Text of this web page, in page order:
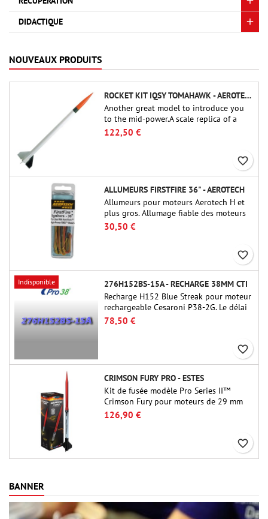
DIDACTIQUE
NOUVEAUX PRODUITS
ROCKET KIT IQSY TOMAHAWK - AEROTECH
Another great model to introduce you
to the mid-power.A scale replica of a
famous sounding rocket, small in size
and peefect to move to higher-level kits.
122,50 €
favorite_border
ALLUMEURS FIRSTFIRE 36" - AEROTECH
Allumeurs pour moteurs Aerotech H et
plus gros. Allumage fiable des moteurs
jusqu'à 91 cm de longu
30,50 €
favorite_border
Indisponible
276H152BS-15A - RECHARGE 38MM CTI
Recharge H152 Blue Streak pour moteur
rechargeable Cesaroni P38-2G. Le délai
de 15 secondes est réglable via l'outil
ProDAT 38
78,50 €
favorite_border
CRIMSON FURY PRO - ESTES
Kit de fusée modèle Pro Series II™
Crimson Fury pour moteurs de 29 mm
de type E, F et G. Conçu pour les
fuséologues confirmés, le Crimson Fury
126,90 €
favorite_border
BANNER